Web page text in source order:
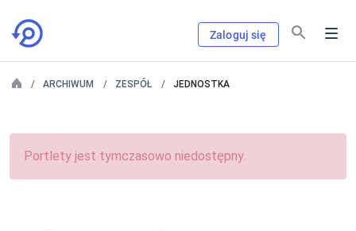
Zaloguj się
ARCHIWUM ZESPÓŁ JEDNOSTKA
Portlety jest tymczasowo niedostępny.